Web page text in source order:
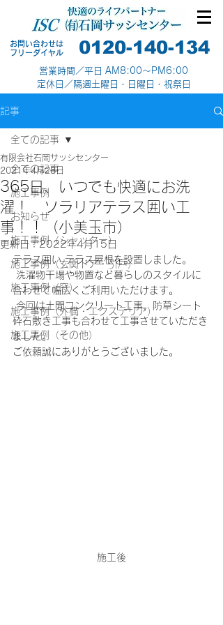
お問い合わせは
​フリーダイヤル
0120-140-134
営業時間／平日 AM8:00～PM6:00
定休日／隔週土曜日・日曜日・祝祭日
記事
全ての記事
施工事例
お知らせ
施工事例（シャッター）
施工事例（玄関ドア・引戸）
施工事例（窓）
施工事例（外構・エクステリア）
施工事例（その他）
全ての記事
365日、いつでも快適にお洗
濯！ ソラリアテラス囲い工
事！！（小美玉市）
有限会社石岡サッシセンター
2021年4月28日
更新日：2022年4月15日
テラス囲い テラス屋根を設置しました。
合わせて幅広くご利用いただけます。
今回は土間コンクリート工事、防草シート
砕石敷き工事も合わせて工事させていただき
ました。
ご依頼誠にありがとうございました。
施工後